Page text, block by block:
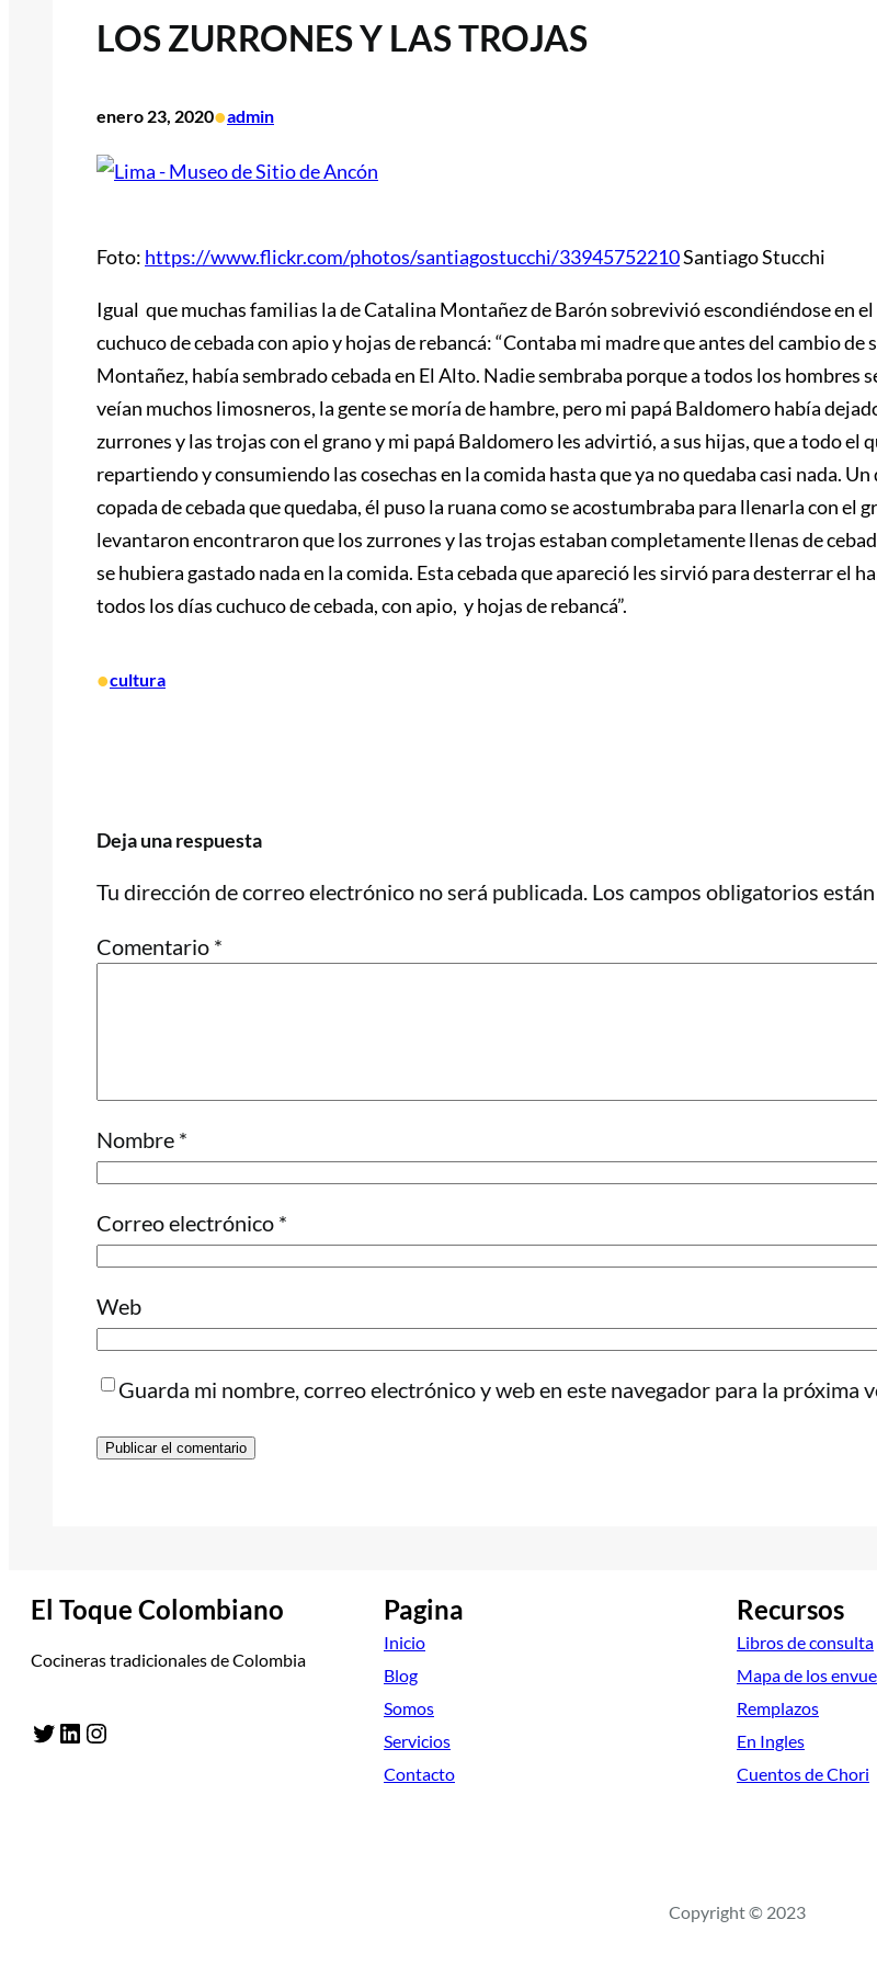
LOS ZURRONES Y LAS TROJAS
enero 23, 2020•admin
Foto: https://www.flickr.com/photos/santiagostucchi/33945752210Santiago Stucchi
Igual que muchas familias la de Catalina Montañez de Barón sobrevivió escondiéndose en
cuchuco de cebada con apio y hojas de rebancá: “Contaba mi madre que antes del cambio
Montañez, había sembrado cebada en El Alto. Nadie sembraba porque a todos los hombres
veían muchos limosneros, la gente se moría de hambre, pero mi papá Baldomero había
zurrones y las trojas con el grano y mi papá Baldomero les advirtió, a sus hijas, que a todo el
repartiendo y consumiendo las cosechas en la comida hasta que ya no quedaba casi nada.
copada de cebada que quedaba, él puso la ruana como se acostumbraba para llenarla con
levantaron encontraron que los zurrones y las trojas estaban completamente llenas de
se hubiera gastado nada en la comida. Esta cebada que apareció les sirvió para desterrar el
todos los días cuchuco de cebada, con apio, y hojas de rebancá”.
•cultura
Deja una respuesta
Tu dirección de correo electrónico no será publicada. Los campos obligatorios
Comentario *
Nombre *
Correo electrónico *
Web
Guarda mi nombre, correo electrónico y web en este navegador para la próxima
El Toque Colombiano
Cocineras tradicionales de Colombia
Twitter LinkedIn Instagram
Pagina
Inicio
Blog
Somos
Servicios
Contacto
Recursos
Libros de consulta
Mapa de los
Remplazos
En Ingles
Cuentos de Chori
Copyright © 2023